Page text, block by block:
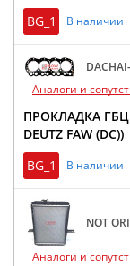
BG_1
В наличии
Аналоги и
ПРОКЛАДКА ГБЦ
DEUTZ FAW (DC))
BG_1
В наличии
NOT
Аналоги и